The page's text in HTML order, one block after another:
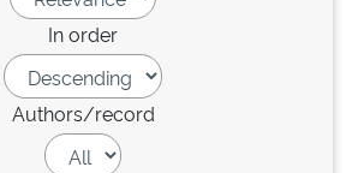
In order
Authors/record